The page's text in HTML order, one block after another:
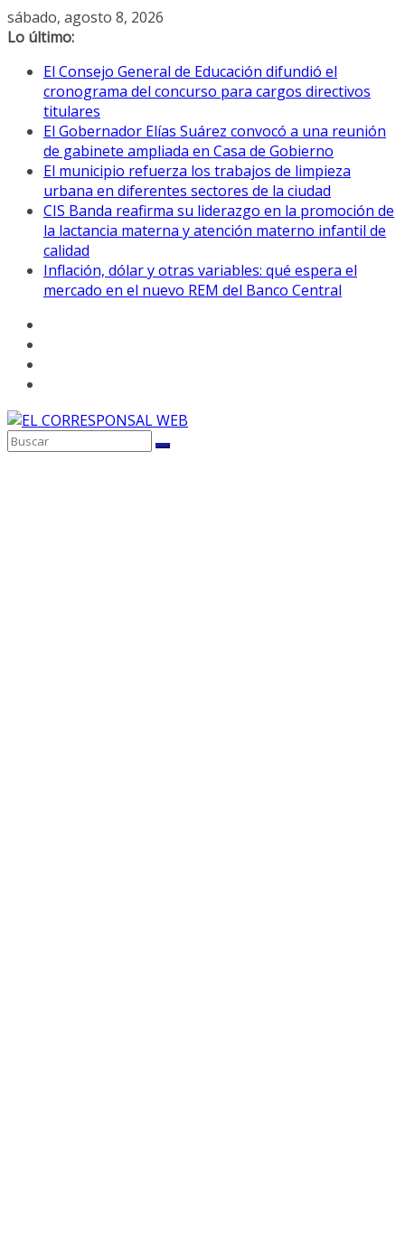
Saltar
al
sábado, agosto 8, 2026
Lo último:
El Consejo General de Educación difundió el
cronograma del concurso para cargos directivos
titulares
El Gobernador Elías Suárez convocó a una reunión
de gabinete ampliada en Casa de Gobierno
El municipio refuerza los trabajos de limpieza
urbana en diferentes sectores de la ciudad
CIS Banda reafirma su liderazgo en la promoción de
la lactancia materna y atención materno infantil de
calidad
Inflación, dólar y otras variables: qué espera el
mercado en el nuevo REM del Banco Central